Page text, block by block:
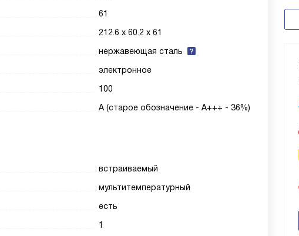
61
212.6 х 60.2 х 61
нержавеющая сталь
электронное
100
A (старое обозначение - A+++ - 36%)
встраиваемый
мультитемпературный
есть
1